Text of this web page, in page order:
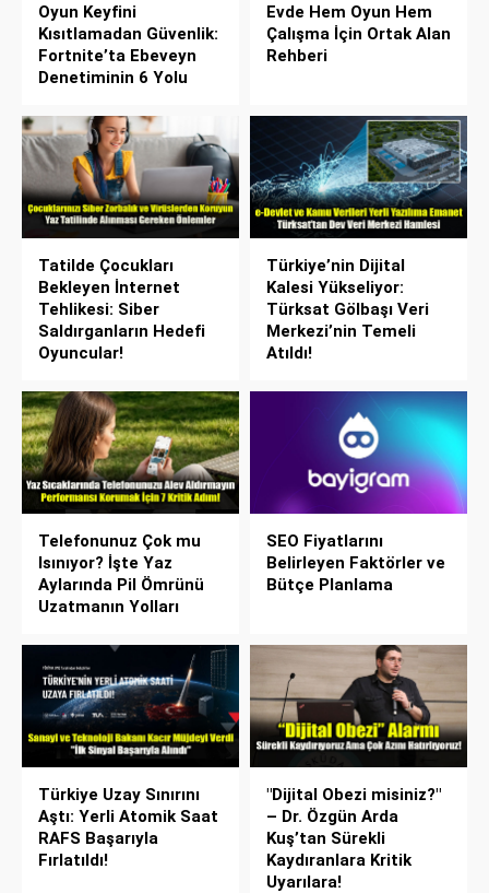
Oyun Keyfini
Kısıtlamadan Güvenlik:
Fortnite’ta Ebeveyn
Denetiminin 6 Yolu
Evde Hem Oyun Hem
Çalışma İçin Ortak Alan
Rehberi
Tatilde Çocukları
Bekleyen İnternet
Tehlikesi: Siber
Saldırganların Hedefi
Oyuncular!
Türkiye’nin Dijital
Kalesi Yükseliyor:
Türksat Gölbaşı Veri
Merkezi’nin Temeli
Atıldı!
Telefonunuz Çok mu
Isınıyor? İşte Yaz
Aylarında Pil Ömrünü
Uzatmanın Yolları
SEO Fiyatlarını
Belirleyen Faktörler ve
Bütçe Planlama
Türkiye Uzay Sınırını
Aştı: Yerli Atomik Saat
RAFS Başarıyla
Fırlatıldı!
"Dijital Obezi misiniz?"
– Dr. Özgün Arda
Kuş’tan Sürekli
Kaydıranlara Kritik
Uyarılara!